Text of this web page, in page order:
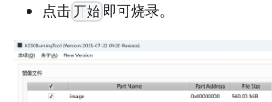
点击开始 即可烧录。